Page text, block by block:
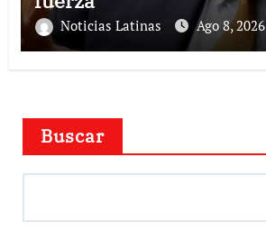
Noticias Latinas Ago 8, 2026
Buscar